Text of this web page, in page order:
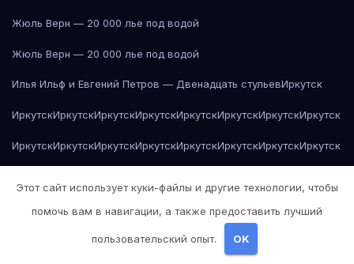
Жюль Верн — 20 000 лье под водой
Жюль Верн — 20 000 лье под водой
Илья Ильф и Евгений Петров — Двенадцать стульевИркутск
ИркутскИркутскИркутскИркутскИркутскИркутскИркутскИркутск
ИркутскИркутскИркутскИркутскИркутскИркутскИркутскИркутск
Йогурт ЙогуртЙогуртЙогуртЙогуртКазань КазаньКазаньКазань
КазаньКазаньКазань Казань Казань
Этот сайт использует куки-файлы и другие технологии, чтобы
помочь вам в навигации, а также предоставить лучший
пользовательский опыт. OK